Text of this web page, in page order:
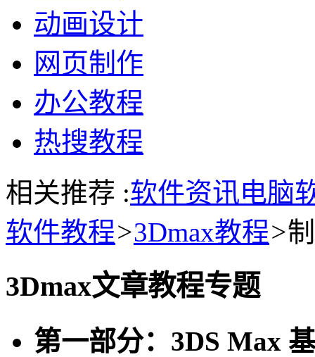
动画设计
网页制作
办公教程
热搜教程
相关推荐 :软件资讯电脑
软件教程>3Dmax教程>
3Dmax文章教程专题
第一部分：3DS Max